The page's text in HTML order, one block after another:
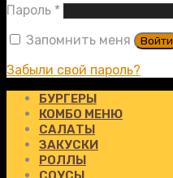
Пароль *
Запомнить меня
Войти
Забыли свой пароль?
БУРГЕРЫ
КОМБО МЕНЮ
САЛАТЫ
ЗАКУСКИ
РОЛЛЫ